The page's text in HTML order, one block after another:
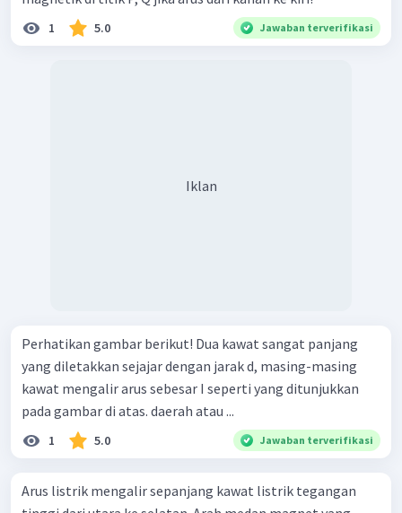
1 5.0 Jawaban terverifikasi
Iklan
Perhatikan gambar berikut! Dua kawat sangat panjang
yang diletakkan sejajar dengan jarak d, masing-masing
kawat mengalir arus sebesar I seperti yang ditunjukkan
pada gambar di atas. daerah atau ...
1 5.0 Jawaban terverifikasi
Arus listrik mengalir sepanjang kawat listrik tegangan